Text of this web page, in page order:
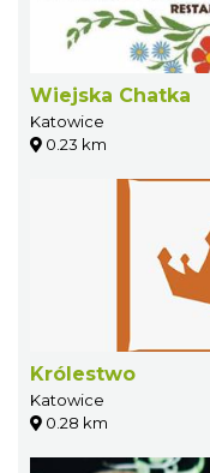
Wiejska Chatka
Katowice
0.23 km
Królestwo
Katowice
0.28 km